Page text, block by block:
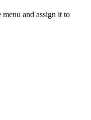
menu and assign it to